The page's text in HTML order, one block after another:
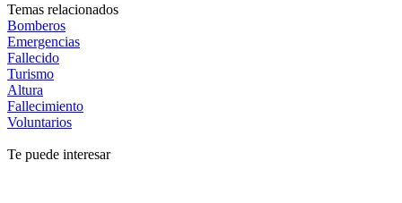
Temas relacionados
Bomberos
Emergencias
Fallecido
Turismo
Altura
Fallecimiento
Voluntarios
Te puede interesar